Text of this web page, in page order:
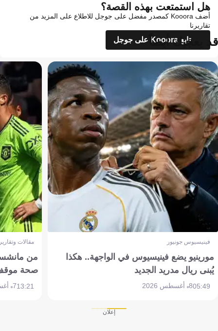
هل استمتعت بهذه القصة؟
أضف Kooora كمصدر مفضل على جوجل للاطلاع على المزيد من
تقاريرنا
تابع Kooora على جوجل
قد يعجبك أيضاً
فينيسيوس جونيور
مورينيو يضع فينيسيوس في الواجهة.. هكذا
يُبنى ريال مدريد الجديد
05:498 أغسطس 2026
مقالات
من
صحة موقف
13:217 أغسطس 2026
إعلان